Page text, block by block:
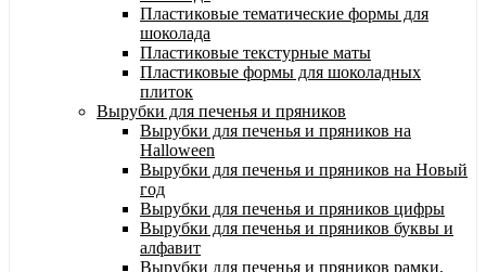
Пластиковые тематические формы для
шоколада
Пластиковые текстурные маты
Пластиковые формы для шоколадных
плиток
Вырубки для печенья и пряников
Вырубки для печенья и пряников на
Halloween
Вырубки для печенья и пряников на Новый
год
Вырубки для печенья и пряников цифры
Вырубки для печенья и пряников буквы и
алфавит
Вырубки для печенья и пряников рамки,